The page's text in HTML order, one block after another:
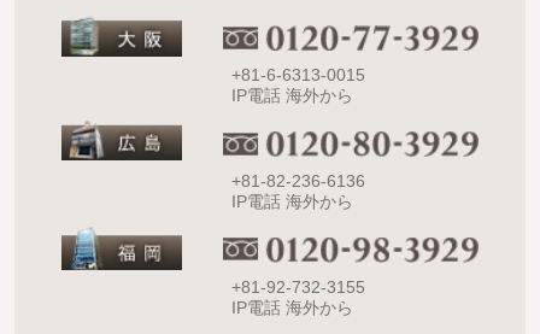
+81-6-6313-0015
IP電話 海外から
+81-82-236-6136
IP電話 海外から
+81-92-732-3155
IP電話 海外から